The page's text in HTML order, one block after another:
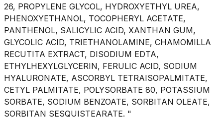
26, PROPYLENE GLYCOL, HYDROXYETHYL UREA,
PHENOXYETHANOL, TOCOPHERYL ACETATE,
PANTHENOL, SALICYLIC ACID, XANTHAN GUM,
GLYCOLIC ACID, TRIETHANOLAMINE, CHAMOMILLA
RECUTITA EXTRACT, DISODIUM EDTA,
ETHYLHEXYLGLYCERIN, FERULIC ACID, SODIUM
HYALURONATE, ASCORBYL TETRAISOPALMITATE,
CETYL PALMITATE, POLYSORBATE 80, POTASSIUM
SORBATE, SODIUM BENZOATE, SORBITAN OLEATE,
SORBITAN SESQUISTEARATE. "